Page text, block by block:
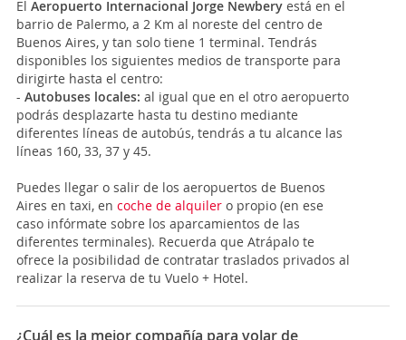
El Aeropuerto Internacional Jorge Newbery está en el
barrio de Palermo, a 2 Km al noreste del centro de
Buenos Aires, y tan solo tiene 1 terminal. Tendrás
disponibles los siguientes medios de transporte para
dirigirte hasta el centro:
- Autobuses locales: al igual que en el otro aeropuerto
podrás desplazarte hasta tu destino mediante
diferentes líneas de autobús, tendrás a tu alcance las
líneas 160, 33, 37 y 45.
Puedes llegar o salir de los aeropuertos de Buenos
Aires en taxi, en coche de alquiler o propio (en ese
caso infórmate sobre los aparcamientos de las
diferentes terminales). Recuerda que Atrápalo te
ofrece la posibilidad de contratar traslados privados al
realizar la reserva de tu Vuelo + Hotel.
¿Cuál es la mejor compañía para volar de